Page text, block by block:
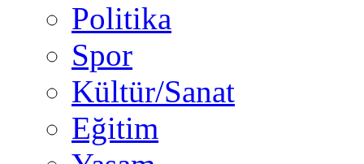
Politika
Spor
Kültür/Sanat
Eğitim